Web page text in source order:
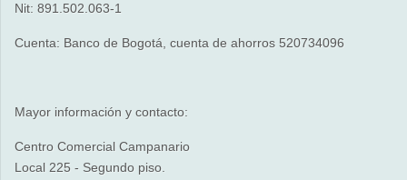
Nit: 891.502.063-1
Cuenta: Banco de Bogotá, cuenta de ahorros 520734096
Mayor información y contacto:
Centro Comercial Campanario
Local 225 - Segundo piso.